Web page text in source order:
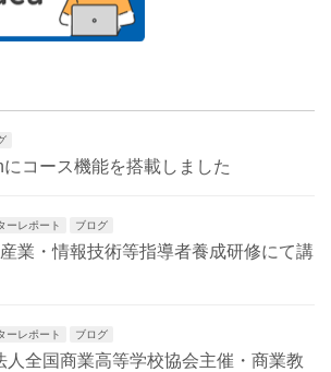
コース機能を搭載しました
ーレポート ブログ
業・情報技術等指導者養成研修にて講
ーレポート ブログ
人全国商業高等学校協会主催・商業教